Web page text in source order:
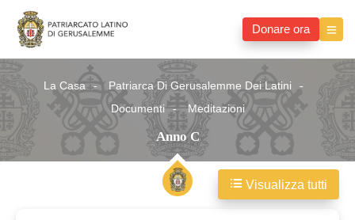
Donare ora
La Casa
Patriarca Di Gerusalemme Dei Latini
Documenti
Meditazioni
Anno C
Visualizza tutti